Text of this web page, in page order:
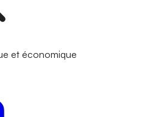
et économique